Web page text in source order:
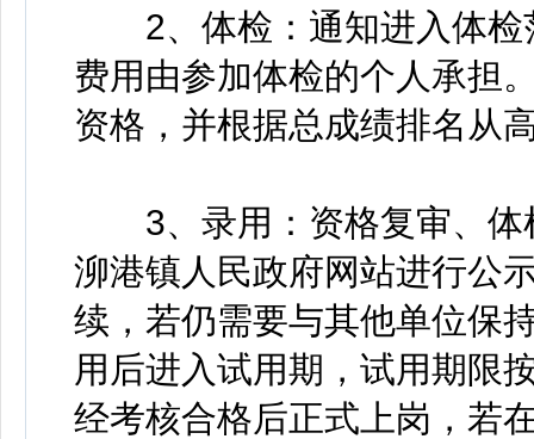
2、体检：通知进入体检
费用由参加体检的个人承担
资格，并根据总成绩排名从
3、录用：资格复审、体
泖港镇人民政府网站进行公
续，若仍需要与其他单位保
用后进入试用期，试用期限
经考核合格后正式上岗，若